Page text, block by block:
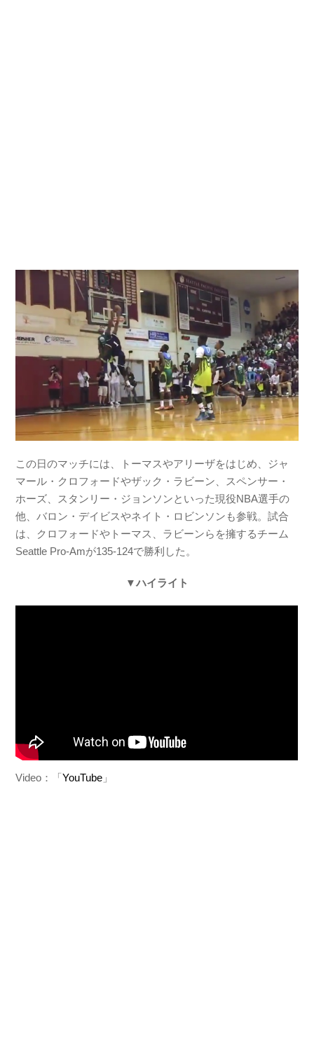
この日のマッチには、トーマスやアリーザをはじめ、ジャ
マール・クロフォードやザック・ラビーン、スペンサー・
ホーズ、スタンリー・ジョンソンといった現役NBA選手の
他、バロン・デイビスやネイト・ロビンソンも参戦。試合
は、クロフォードやトーマス、ラビーンらを擁するチーム
Seattle Pro-Amが135-124で勝利した。
▼ハイライト
Video：「YouTube 」